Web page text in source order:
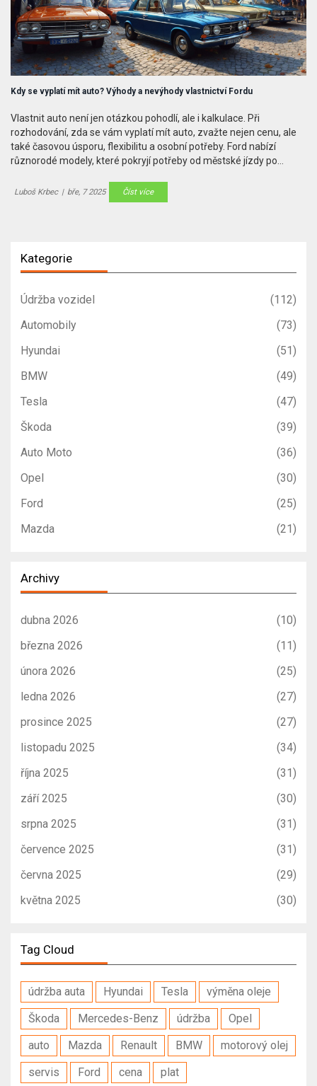
Kdy se vyplatí mít auto? Výhody a nevýhody vlastnictví Fordu
Vlastnit auto není jen otázkou pohodlí, ale i kalkulace. Při
rozhodování, zda se vám vyplatí mít auto, zvažte nejen cenu, ale
také časovou úsporu, flexibilitu a osobní potřeby. Ford nabízí
různorodé modely, které pokryjí potřeby od městské jízdy po
aktuální nabídky na trhu.
Luboš Krbec | bře, 7 2025 Číst více
Kategorie
Údržba vozidel
(112)
Automobily
(73)
Hyundai
(51)
BMW
(49)
Tesla
(47)
Škoda
(39)
Auto Moto
(36)
Opel
(30)
Ford
(25)
Mazda
(21)
Archivy
dubna 2026
(10)
března 2026
(11)
února 2026
(25)
ledna 2026
(27)
prosince 2025
(27)
listopadu 2025
(34)
října 2025
(31)
září 2025
(30)
srpna 2025
(31)
července 2025
(31)
června 2025
(29)
května 2025
(30)
Tag Cloud
údržba auta Hyundai Tesla
výměna oleje
Škoda
Mercedes-Benz údržba
Opel
auto
Mazda Renault BMW
motorový olej
servis
Ford cena plat